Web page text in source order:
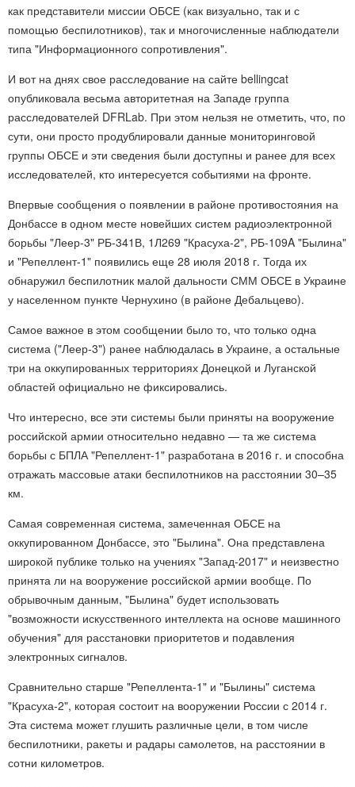
как представители миссии ОБСЕ (как визуально, так и с
помощью беспилотников), так и многочисленные наблюдатели
типа "Информационного сопротивления".
И вот на днях свое расследование на сайте bellingcat
опубликовала весьма авторитетная на Западе группа
расследователей DFRLab. При этом нельзя не отметить, что, по
сути, они просто продублировали данные мониторинговой
группы ОБСЕ и эти сведения были доступны и ранее для всех
исследователей, кто интересуется событиями на фронте.
Впервые сообщения о появлении в районе противостояния на
Донбассе в одном месте новейших систем радиоэлектронной
борьбы "Леер-3" РБ-341В, 1Л269 "Красуха-2", РБ-109A "Былина"
и "Репеллент-1" появились еще 28 июля 2018 г. Тогда их
обнаружил беспилотник малой дальности СММ ОБСЕ в Украине
у населенном пункте Чернухино (в районе Дебальцево).
Самое важное в этом сообщении было то, что только одна
система ("Леер-3") ранее наблюдалась в Украине, а остальные
три на оккупированных территориях Донецкой и Луганской
областей официально не фиксировались.
Что интересно, все эти системы были приняты на вооружение
российской армии относительно недавно — та же система
борьбы с БПЛА "Репеллент-1" разработана в 2016 г. и способна
отражать массовые атаки беспилотников на расстоянии 30–35
км.
Самая современная система, замеченная ОБСЕ на
оккупированном Донбассе, это "Былина". Она представлена
широкой публике только на учениях "Запад-2017" и неизвестно
принята ли на вооружение российской армии вообще. По
обрывочным данным, "Былина" будет использовать
"возможности искусственного интеллекта на основе машинного
обучения" для расстановки приоритетов и подавления
электронных сигналов.
Сравнительно старше "Репеллента-1" и "Былины" система
"Красуха-2", которая состоит на вооружении России с 2014 г.
Эта система может глушить различные цели, в том числе
беспилотники, ракеты и радары самолетов, на расстоянии в
сотни километров.